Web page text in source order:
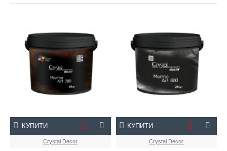
Crystal Decor
КУПИТИ
Crystal Decor
КУПИТИ